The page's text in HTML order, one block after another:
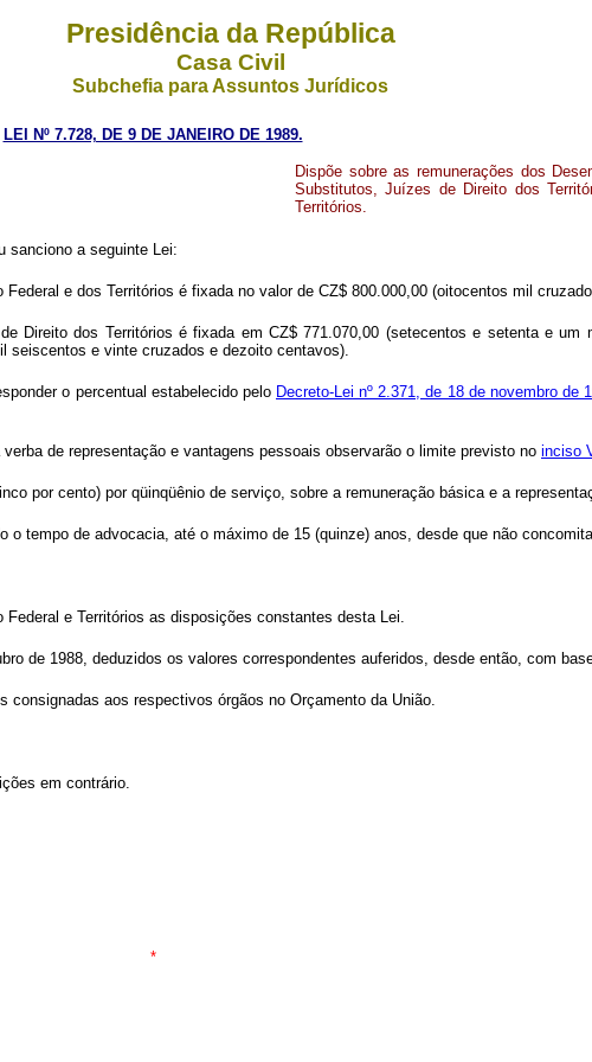
Presidência da República
Casa Civil
Subchefia para Assuntos Jurídicos
LEI Nº 7.728, DE 9 DE JANEIRO DE 1989.
Dispõe sobre as remunerações dos
Substitutos, Juízes de Direito dos
Territórios.
sanciono a seguinte Lei:
e dos Territórios é fixada no valor de CZ$ 800.000,00 (oitocentos mil
Direito dos Territórios é fixada em CZ$ 771.070,00 (setecentos e setenta e
seiscentos e vinte cruzados e dezoito centavos).
o percentual estabelecido pelo Decreto-Lei nº 2.371, de 18 de novembro de
de representação e vantagens pessoais observarão o limite previsto no inciso
por cento) por qüinqüênio de serviço, sobre a remuneração básica e a
tempo de advocacia, até o máximo de 15 (quinze) anos, desde que não
e Territórios as disposições constantes desta Lei.
de 1988, deduzidos os valores correspondentes auferidos, desde então, com
consignadas aos respectivos órgãos no Orçamento da União.
em contrário.
*